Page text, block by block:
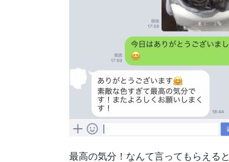
最高の気分！なんて言ってもらえると